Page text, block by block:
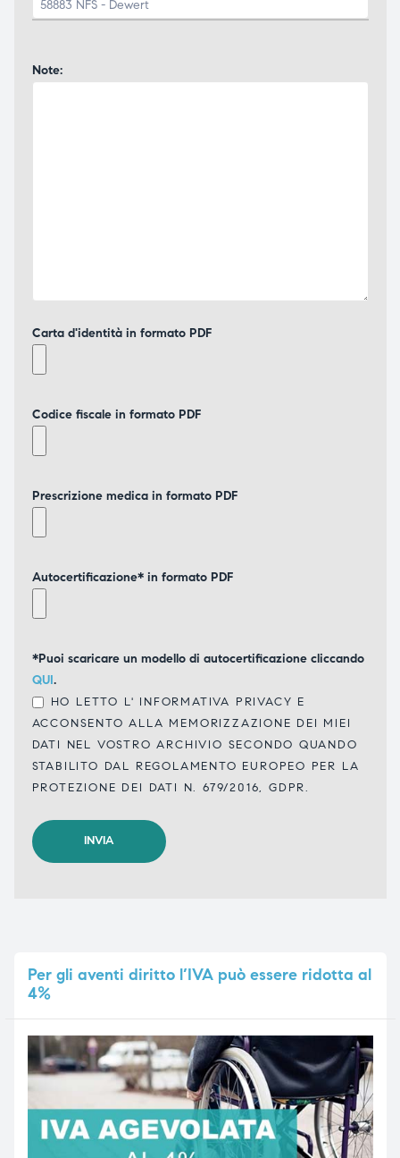
Note:
Carta d'identità in formato PDF
Codice fiscale in formato PDF
Prescrizione medica in formato PDF
Autocertificazione* in formato PDF
*Puoi scaricare un modello di autocertificazione cliccando
QUI.
HO LETTO L' INFORMATIVA PRIVACY E
ACCONSENTO ALLA MEMORIZZAZIONE DEI MIEI
DATI NEL VOSTRO ARCHIVIO SECONDO QUANDO
STABILITO DAL REGOLAMENTO EUROPEO PER LA
PROTEZIONE DEI DATI N. 679/2016, GDPR.
Pergli aventi diritto l’IVA può essere ridotta al
4%